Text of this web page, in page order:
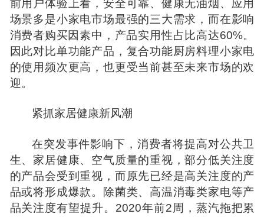
前用户体验上看，安全可靠、健康无油烟、应用
场景多是小家电市场最强的三大需求，而在影响
消费者购买因素中，产品实用性占比高达60%。
因此对比单功能产品，复合功能厨房料理小家电
的使用频次更高，也更受当前甚至未来市场的欢
迎。
紧抓家居健康新风潮
在突发事件影响下，消费者将提高对公共卫
生、家居健康、空气质量的重视，部分低关注度
的产品会受到重视，而原先已经是高关注度的产
品或将形成爆款。除菌类、高温消毒类家电等产
品关注度有望提升。2020年前2周，蒸汽拖把累